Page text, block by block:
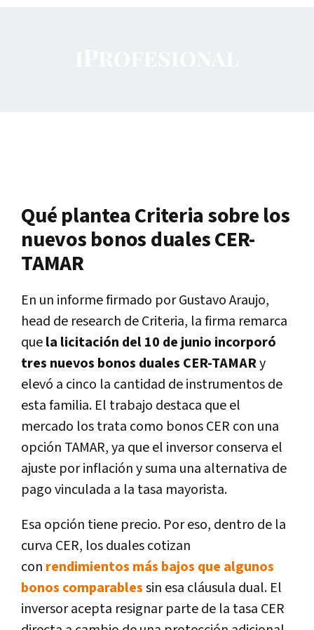
Qué plantea Criteria sobre los
nuevos bonos duales CER-
TAMAR
En un informe firmado por Gustavo Araujo,
head de research de Criteria, la firma remarca
quela licitación del 10 de junio incorporó
tres nuevos bonos duales CER-TAMARy
elevó a cinco la cantidad de instrumentos de
esta familia. El trabajo destaca que el
mercado los trata como bonos CER con una
opción TAMAR, ya que el inversor conserva el
ajuste por inflación y suma una alternativa de
pago vinculada a la tasa mayorista.
Esa opción tiene precio. Por eso, dentro de la
curva CER, los duales cotizan
con rendimientos más bajos que algunos
bonos comparablessin esa cláusula dual. El
inversor acepta resignar parte de la tasa CER